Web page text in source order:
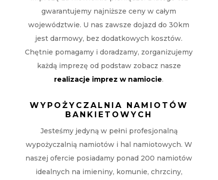
gwarantujemy najniższe ceny w całym
województwie. U nas zawsze dojazd do 30km
jest darmowy, bez dodatkowych kosztów.
Chętnie pomagamy i doradzamy, zorganizujemy
każdą imprezę od podstaw zobacz nasze
realizacje imprez w namiocie.
WYPOŻYCZALNIA NAMIOTÓW
BANKIETOWYCH
Jesteśmy jedyną w pełni profesjonalną
wypożyczalnią namiotów i hal namiotowych. W
naszej ofercie posiadamy ponad 200 namiotów
idealnych na imieniny, komunie, chrzciny,